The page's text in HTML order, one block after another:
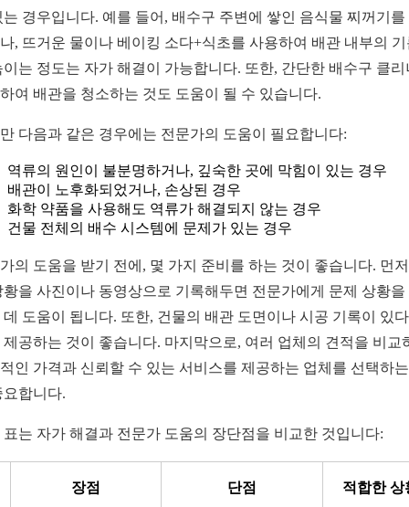
는 경우입니다. 예를 들어, 배수구 주변에 쌓인 음식물 찌꺼기를
, 뜨거운 물이나 베이킹 소다+식초를 사용하여 배관 내부의
이는 정도는 자가 해결이 가능합니다. 또한, 간단한 배수구 클리
여 배관을 청소하는 것도 도움이 될 수 있습니다.
다음과 같은 경우에는 전문가의 도움이 필요합니다:
역류의 원인이 불분명하거나, 깊숙한 곳에 막힘이 있는 경우
배관이 노후화되었거나, 손상된 경우
화학 약품을 사용해도 역류가 해결되지 않는 경우
건물 전체의 배수 시스템에 문제가 있는 경우
의 도움을 받기 전에, 몇 가지 준비를 하는 것이 좋습니다. 먼
황을 사진이나 동영상으로 기록해두면 전문가에게 문제 상황을
데 도움이 됩니다. 또한, 건물의 배관 도면이나 시공 기록이 있
제공하는 것이 좋습니다. 마지막으로, 여러 업체의 견적을 비교
인 가격과 신뢰할 수 있는 서비스를 제공하는 업체를 선택하
요합니다.
표는 자가 해결과 전문가 도움의 장단점을 비교한 것입니다:
장점 단점 적합한 상